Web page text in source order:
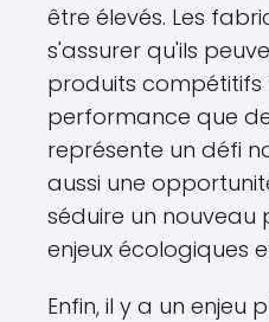
être élevés. Les
s'assurer qu'ils
produits
performance que
représente un défi
aussi une
séduire un nouveau
enjeux écologiques
Enfin, il y a un enjeu